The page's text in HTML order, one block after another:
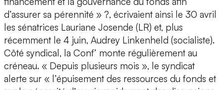
d’assurer sa pérennité » ?, écrivaient ainsi le 30 avril
les sénatrices Lauriane Josende (LR) et, plus
récemment le 4 juin, Audrey Linkenheld (socialiste).
Côté syndical, la Conf’ monte régulièrement au
créneau. « Depuis plusieurs mois », le syndicat
alerte sur « l’épuisement des ressources du fonds et